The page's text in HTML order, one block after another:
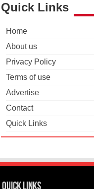
Quick Links
Home
About us
Privacy Policy
Terms of use
Advertise
Contact
Quick Links